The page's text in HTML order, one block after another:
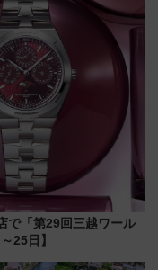
で「第29回三越ワール
25日】